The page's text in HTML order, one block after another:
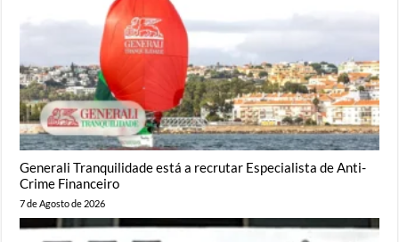
Generali Tranquilidade está a recrutar Especialista de Anti-
Crime Financeiro
7 de Agosto de 2026